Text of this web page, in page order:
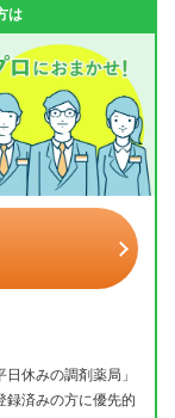
は
休みの調剤薬局」
録済みの方に優先的